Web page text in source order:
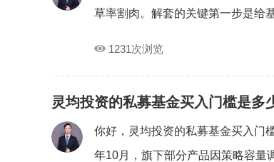
草率割肉。解套的关键第一步是给
1231次浏览
灵均投资的私募基金买入门槛是多
你好，灵均投资的私募基金买入门
年10月，旗下部分产品因策略容量